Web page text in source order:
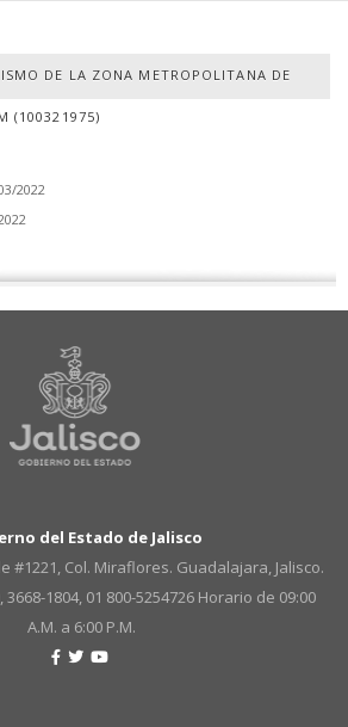
DE LA ZONA METROPOLITANA DE
(100321975)
2022
del Estado de Jalisco
#1221, Col. Miraflores. Guadalajara, Jalisco.
3668-1804, 01 800-5254726 Horario de 09:00
A.M. a 6:00 P.M.